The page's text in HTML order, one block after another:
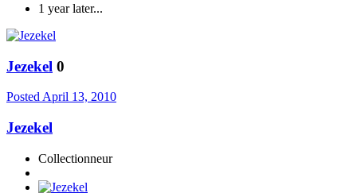
1 year later...
Jezekel 0
Posted April 13, 2010
Jezekel
Collectionneur